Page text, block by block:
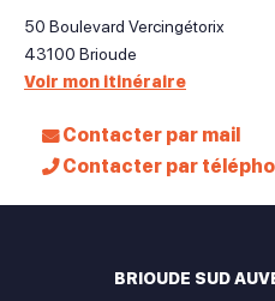
50 Boulevard Vercingétorix
43100 Brioude
Voir mon itinéraire
Contacter par mail
Contacter par
BRIOUDE SUD